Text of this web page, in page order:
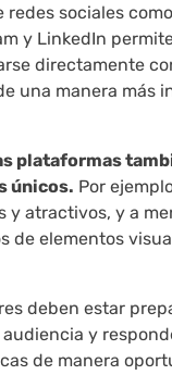
redes sociales
y LinkedIn
directamente
una manera más
plataformas
únicos. Por
y atractivos, y a
de elementos
deben estar
y
de manera